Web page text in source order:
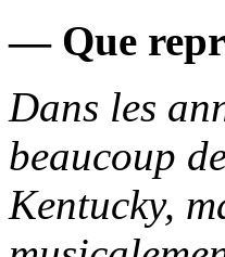
— Que
Dans les
beaucoup
Kentucky,